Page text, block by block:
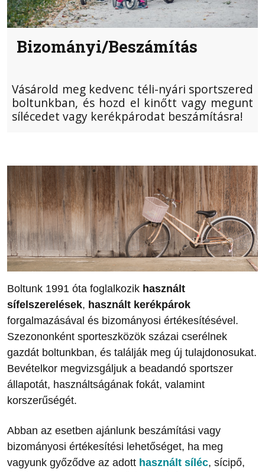
Bizományi/Beszámítás
Vásárold meg kedvenc téli-nyári sportszered
boltunkban, és hozd el kinőtt vagy megunt
sílécedet vagy kerékpárodat beszámításra!
Boltunk 1991 óta foglalkozik használt
sífelszerelések, használt kerékpárok
forgalmazásával és bizományosi értékesítésével.
Szezononként sporteszközök százai cserélnek
gazdát boltunkban, és találják meg új tulajdonosukat.
Bevételkor megvizsgáljuk a beadandó sportszer
állapotát, használtságának fokát, valamint
korszerűségét.
Abban az esetben ajánlunk beszámítási vagy
bizományosi értékesítési lehetőséget, ha meg
vagyunk győződve az adott használt síléc, sícipő,